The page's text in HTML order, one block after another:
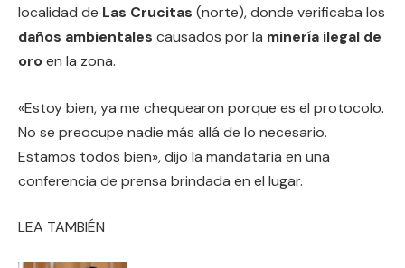
localidad de Las Crucitas (norte), donde verificaba los
daños ambientales causados por la minería ilegal de
oroen la zona.
«Estoy bien, ya me chequearon porque es el protocolo.
No se preocupe nadie más allá de lo necesario.
Estamos todos bien», dijo la mandataria en una
conferencia de prensa brindada en el lugar.
LEA TAMBIÉN